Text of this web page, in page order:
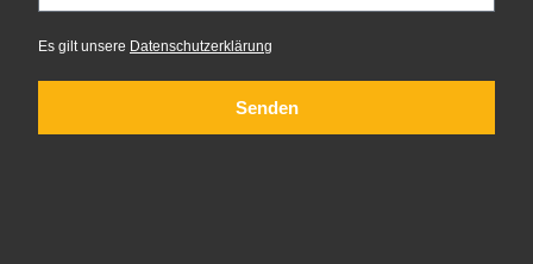
Es gilt unsere Datenschutzerklärung
Senden